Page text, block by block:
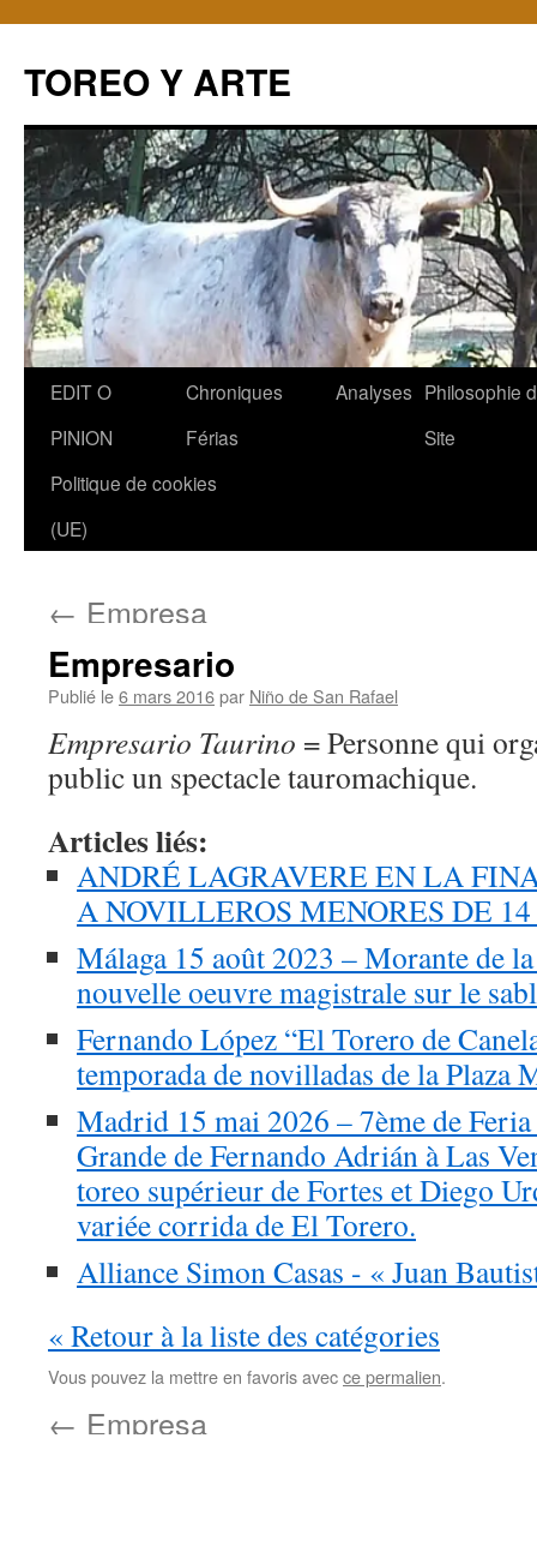
TOREO Y ARTE
Aller
contenu
EDIT O
PINION
Chroniques
Férias
Analyses Philosophie
Site
Politique de cookies
(UE)
← Empresa
Empresario
Publié le6 mars 2016par Niño de San Rafael
Empresario Taurino = Personne qui
public un spectacle tauromachique.
Articles liés:
ANDRÉ LAGRAVERE EN LA
A NOVILLEROS MENORES DE
Málaga 15 août 2023 – Morante de
nouvelle oeuvre magistrale sur le
Fernando López “El Torero de
temporada de novilladas de la Plaza
Madrid 15 mai 2026 – 7ème de
Grande de Fernando Adrián à Las
toreo supérieur de Fortes et Diego
variée corrida de El Torero.
Alliance Simon Casas - « Juan
« Retour à la liste des catégories
Vous pouvez la mettre en favoris avecce permalien.
← Empresa